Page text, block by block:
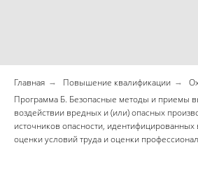
Главная → Повышение квалификации →
Программа Б. Безопасные методы и приемы
воздействии вредных и (или) опасных
источников опасности,
оценки условий труда и оценки